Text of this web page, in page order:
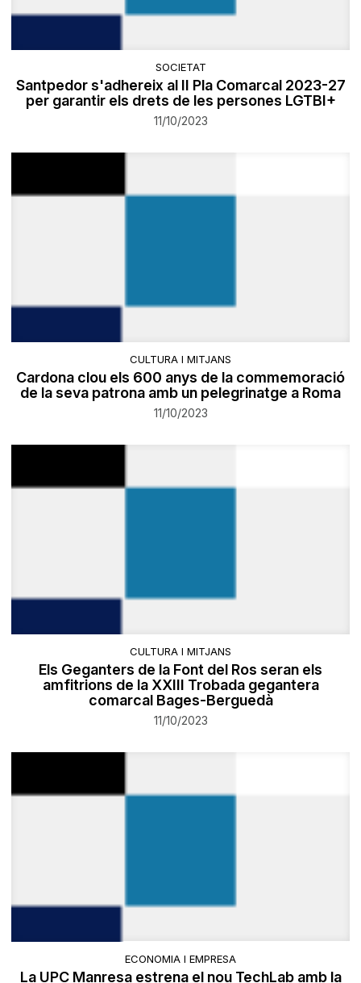
SOCIETAT
Santpedor s'adhereix al II Pla Comarcal 2023-27
per garantir els drets de les persones LGTBI+
11/10/2023
CULTURA I MITJANS
Cardona clou els 600 anys de la commemoració
de la seva patrona amb un pelegrinatge a Roma
11/10/2023
CULTURA I MITJANS
Els Geganters de la Font del Ros seran els
amfitrions de la XXIII Trobada gegantera
comarcal Bages-Berguedà
11/10/2023
ECONOMIA I EMPRESA
La UPC Manresa estrena el nou TechLab amb la